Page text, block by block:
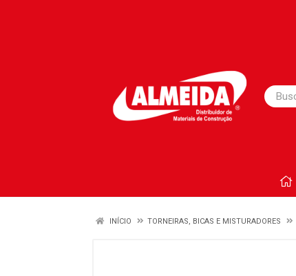
INÍCIO TORNEIRAS, BICAS E MISTURADORES